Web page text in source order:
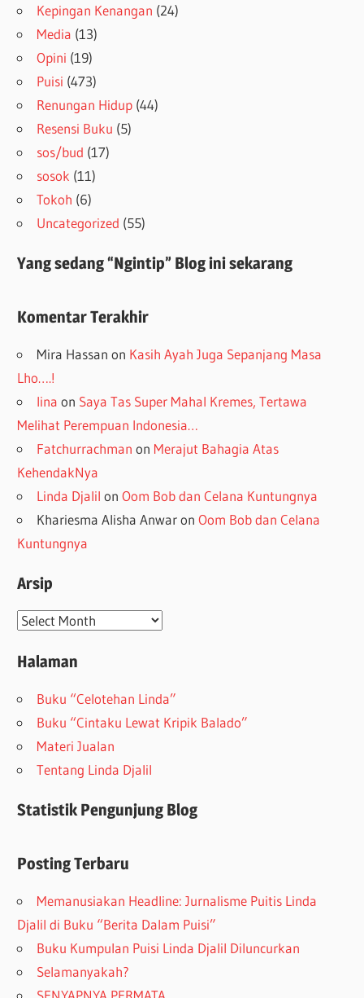
Kepingan Kenangan (24)
Media (13)
Opini (19)
Puisi (473)
Renungan Hidup (44)
Resensi Buku (5)
sos/bud (17)
sosok (11)
Tokoh (6)
Uncategorized (55)
Yang sedang “Ngintip” Blog ini sekarang
Komentar Terakhir
Mira Hassan on Kasih Ayah Juga Sepanjang Masa
Lho….!
lina on Saya Tas Super Mahal Kremes, Tertawa
Melihat Perempuan Indonesia…
Fatchurrachman on Merajut Bahagia Atas
KehendakNya
Linda Djalil onOom Bob dan Celana Kuntungnya
Khariesma Alisha AnwaronOom Bob dan Celana
Kuntungnya
Arsip
Arsip
Halaman
Buku “Celotehan Linda”
Buku “Cintaku Lewat Kripik Balado”
Materi Jualan
Tentang Linda Djalil
Statistik Pengunjung Blog
Posting Terbaru
Memanusiakan Headline: Jurnalisme Puitis Linda
Djalil di Buku “Berita Dalam Puisi”
Buku Kumpulan Puisi Linda Djalil Diluncurkan
Selamanyakah?